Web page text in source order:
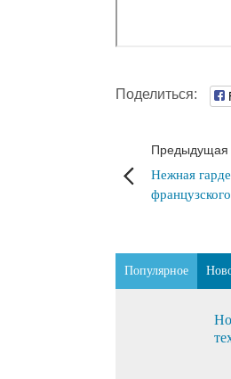
Поделиться:
Предыдущая
Нежная
Популярное